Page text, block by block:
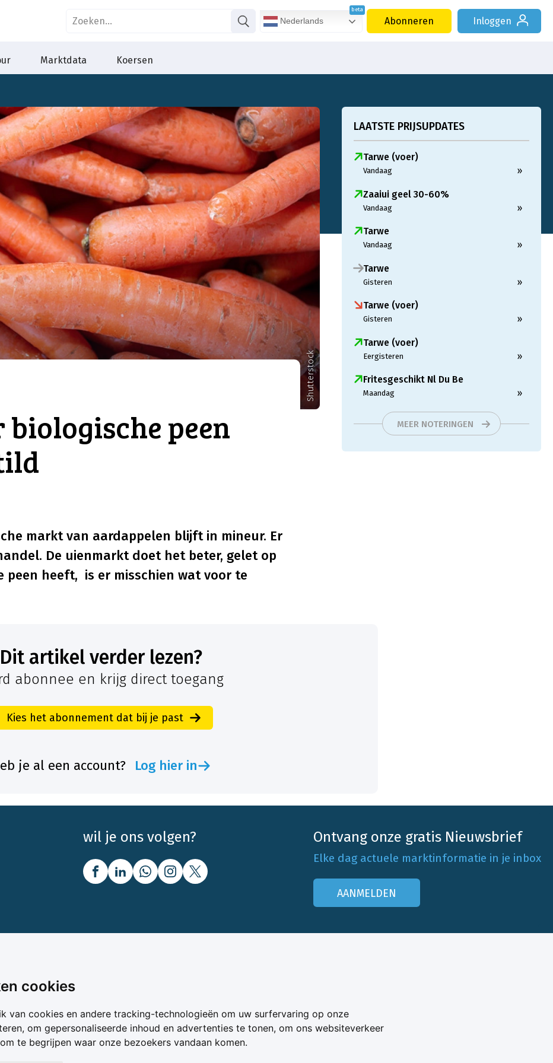
cookies
van cookies en andere tracking-technologieën om uw surfervaring op onze
om gepersonaliseerde inhoud en advertenties te tonen, om ons websiteverkeer
te begrijpen waar onze bezoekers vandaan komen.
Nederlands Abonneren Inloggen
Marktdata Koersen
Shutterstock
peen
markt van aardappelen blijft in mineur. Er
De uienmarkt doet het beter, gelet op
peen heeft, is er misschien wat voor te
LAATSTE PRIJSUPDATES
Tarwe (voer)
Vandaag »
Zaaiui geel 30-60%
Vandaag »
Tarwe
Vandaag »
Tarwe
Gisteren »
Tarwe (voer)
Gisteren »
Tarwe (voer)
Eergisteren »
Fritesgeschikt Nl Du Be
Maandag »
MEER NOTERINGEN
Dit artikel verder lezen?
abonnee en krijg direct toegang
Kies het abonnement dat bij je past
je al een account? Log hier in
wil je ons volgen? Ontvang onze gratis Nieuwsbrief
Elke dag actuele marktinformatie in je inbox
AANMELDEN
aanbod
& Voer
& Voer
Bedrijfsabonnementen
Mijn Boerenbusiness
Werken bij Boerenbusiness
Adverteren